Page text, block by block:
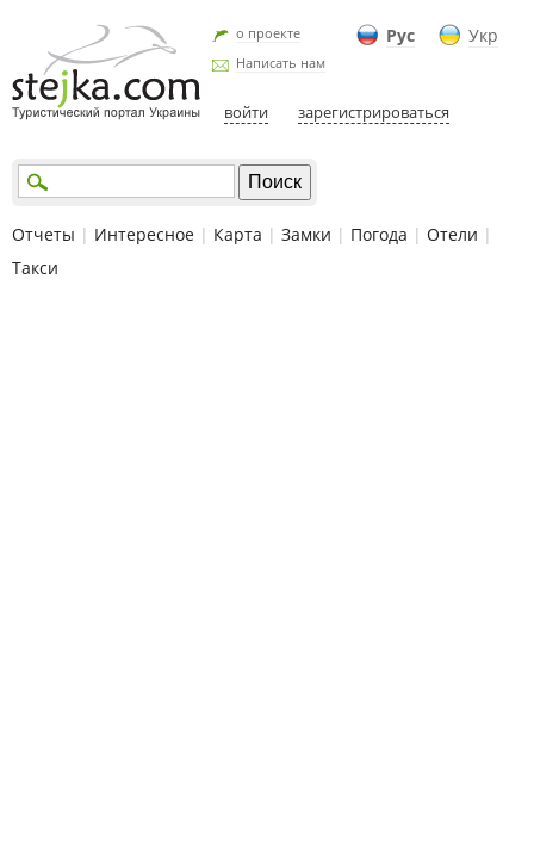
Рус Укр
о проекте
Написать нам
войти зарегистрироваться
Отчеты | Интересное | Карта | Замки | Погода | Отели |
Такси